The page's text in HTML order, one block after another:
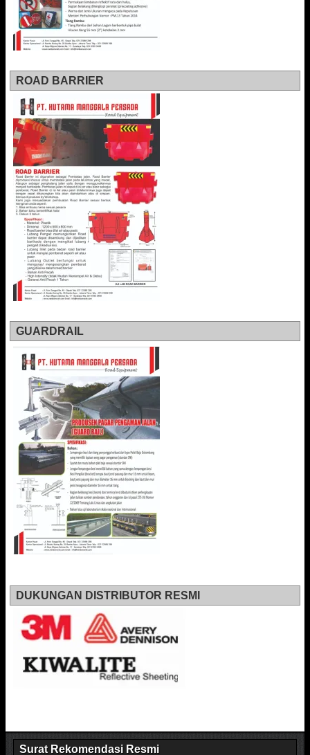
ROAD BARRIER
GUARDRAIL
DUKUNGAN DISTRIBUTOR RESMI
Surat Rekomendasi Resmi